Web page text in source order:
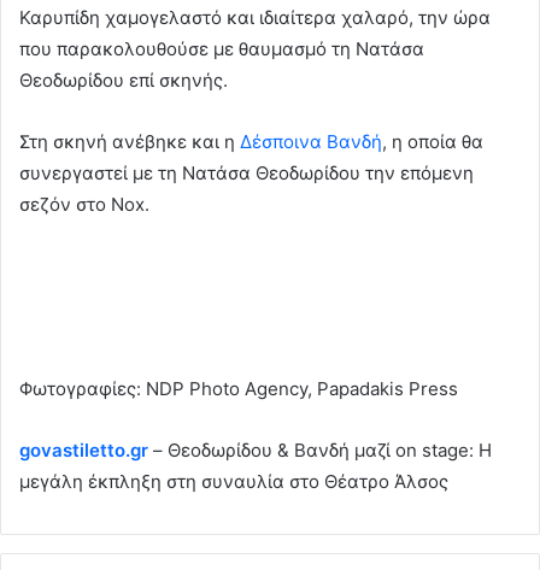
Καρυπίδη χαμογελαστό και ιδιαίτερα χαλαρό, την ώρα
που παρακολουθούσε με θαυμασμό τη Νατάσα
Θεοδωρίδου επί σκηνής.
Στη σκηνή ανέβηκε και η Δέσποινα Βανδή, η οποία θα
συνεργαστεί με τη Νατάσα Θεοδωρίδου την επόμενη
σεζόν στο Nox.
Φωτογραφίες: NDP Photo Agency, Papadakis Press
govastiletto.gr – Θεοδωρίδου & Βανδή μαζί on stage: Η
μεγάλη έκπληξη στη συναυλία στο Θέατρο Άλσος